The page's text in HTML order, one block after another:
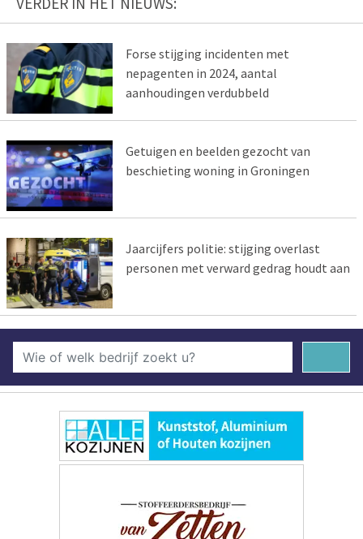
Forse stijging incidenten met
nepagenten in 2024, aantal
aanhoudingen verdubbeld
Getuigen en beelden gezocht van
beschieting woning in Groningen
Jaarcijfers politie: stijging overlast
personen met verward gedrag houdt aan